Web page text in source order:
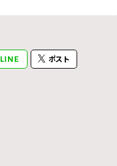
LINE ポスト